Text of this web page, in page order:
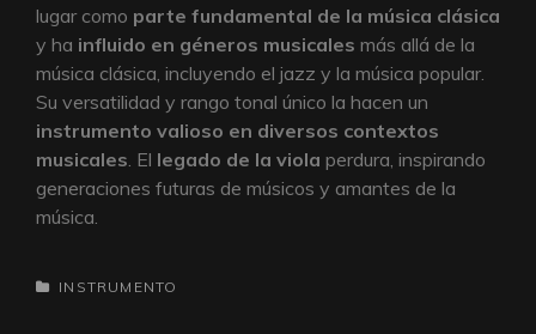
lugar como parte fundamental de la música clásica
y ha influido en géneros musicales más allá de la
música clásica, incluyendo el jazz y la música popular.
Su versatilidad y rango tonal único la hacen un
instrumento valioso en diversos contextos
musicales . El legado de la viola perdura, inspirando
generaciones futuras de músicos y amantes de la
música.
CATEGORÍAS
INSTRUMENTO